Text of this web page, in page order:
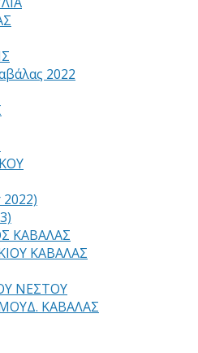
2022
ΚΑΒΑΛΑΣ
ΚΑΒΑΛΑΣ
ΝΕΣΤΟΥ
ΚΑΒΑΛΑΣ